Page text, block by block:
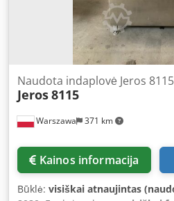
Warszawa 371 km
Naudota indaplovė Jeros 8115
Jeros8115
Kainos informacija
Būklė: visiškai atnaujintas